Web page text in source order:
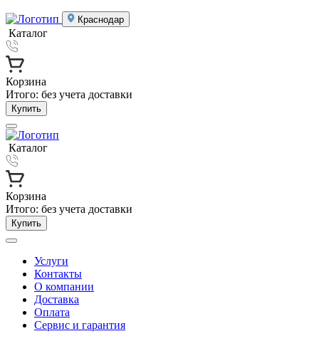
Краснодар
Каталог
Корзина
Итого: без учета доставки
Купить
Каталог
Корзина
Итого: без учета доставки
Купить
Услуги
Контакты
О компании
Доставка
Оплата
Сервис и гарантия